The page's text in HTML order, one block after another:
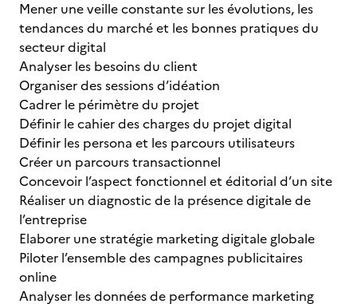
Mener une veille constante sur les évolutions, les
tendances du marché et les bonnes pratiques du
secteur digital
Analyser les besoins du client
Organiser des sessions d’idéation
Cadrer le périmètre du projet
Définir le cahier des charges du projet digital
Définir les persona et les parcours utilisateurs
Créer un parcours transactionnel
Concevoir l’aspect fonctionnel et éditorial d’un site
Réaliser un diagnostic de la présence digitale de
l’entreprise
Elaborer une stratégie marketing digitale globale
Piloter l’ensemble des campagnes publicitaires
online
Analyser les données de performance marketing